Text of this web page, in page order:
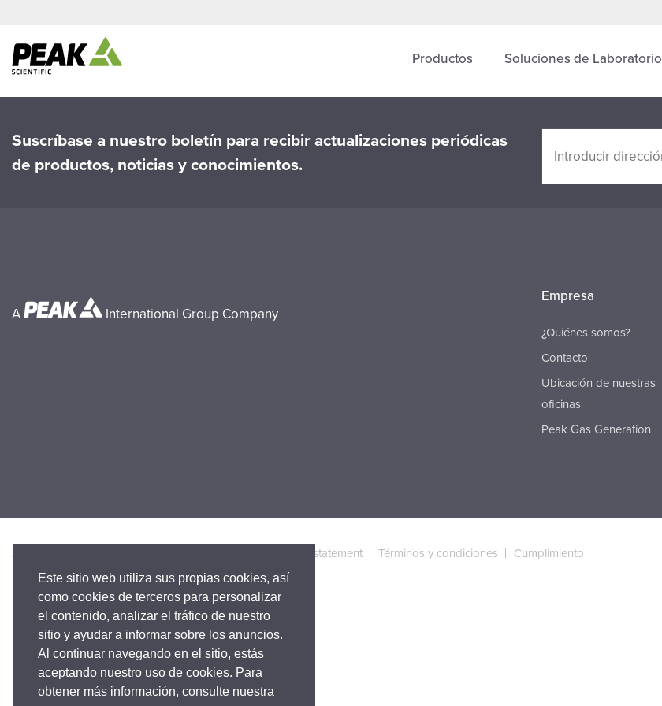
Este sitio web utiliza sus propias cookies, así
como cookies de terceros para personalizar
el contenido, analizar el tráfico de nuestro
sitio y ayudar a informar sobre los anuncios.
Al continuar navegando en el sitio, estás
aceptando nuestro uso de cookies. Para
obtener más información, consulte nuestra
Productos Soluciones de Laboratorio
Suscríbase a nuestro boletín para recibir actualizaciones periódicas
de productos, noticias y conocimientos.
A International Group Company
Empresa
¿Quiénes somos?
Contacto
Ubicación de nuestras
oficinas
Peak Gas Generation
Accesibilidad Warranty statement Términos y condiciones Cumplimiento